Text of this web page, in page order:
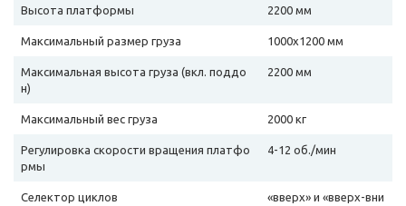
Высота платформы 2200 мм
Максимальный размер груза 1000х1200 мм
Максимальная высота груза (вкл. поддо
н)
2200 мм
Максимальный вес груза 2000 кг
Регулировка скорости вращения платфо
рмы
4-12 об./мин
Селектор циклов
«вверх» и «вверх-вни